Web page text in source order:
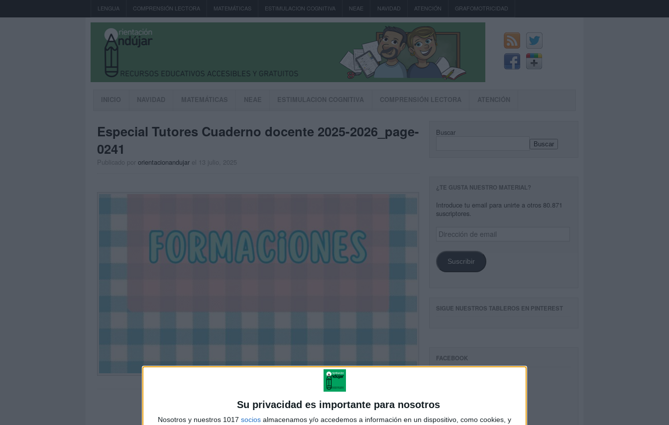
Su privacidad es importante para nosotros
Nosotros y nuestros 1017 socios almacenamos y/o accedemos a información en un dispositivo, como cookies, y
LENGUA COMPRENSIÓN LECTORA MATEMÁTICAS ESTIMULACION COGNITIVA NEAE NAVIDAD ATENCIÓN GRAFOMOTRICIDAD
INICIO NAVIDAD MATEMÁTICAS NEAE ESTIMULACION COGNITIVA COMPRENSIÓN LECTORA ATENCIÓN
Especial Tutores Cuaderno docente 2025-2026_page-
0241
Publicado por orientacionandujar el 13 julio, 2025
Buscar
Buscar
¿TE GUSTA NUESTRO MATERIAL?
Introduce tu email para unirte a otros 80.871
suscriptores.
Dirección
de
Suscribir
SIGUE NUESTROS TABLEROS EN PINTEREST
FACEBOOK